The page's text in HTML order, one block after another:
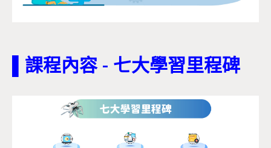
▌課程內容 - 七大學習里程碑